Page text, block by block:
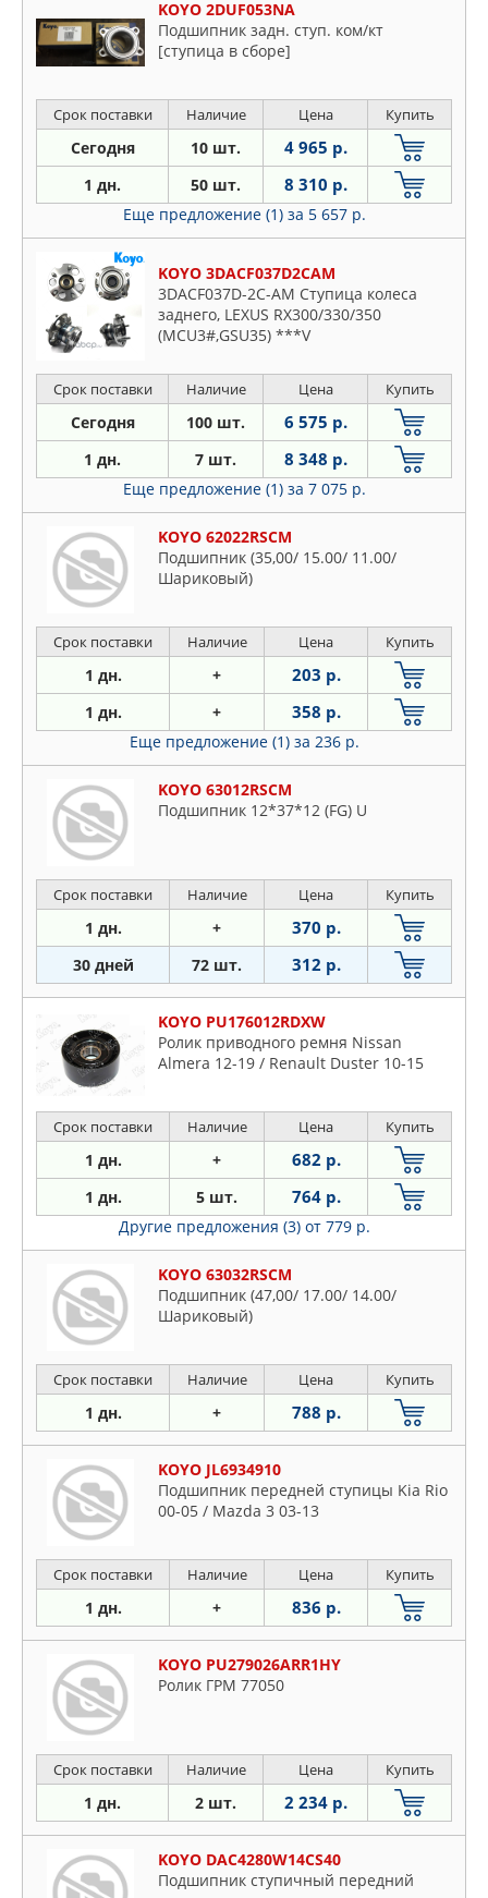
KOYO 2DUF053NA
Подшипник задн. ступ. ком/кт
[ступица в сборе]
Срок поставки Наличие Цена Купить
Сегодня 10 шт. 4 965 р.
1 дн. 50 шт. 8 310 р.
Еще предложение (1) за 5 657 р.
KOYO 3DACF037D2CAM
3DACF037D-2C-AM Ступица колеса
заднего, LEXUS RX300/330/350
(MCU3#,GSU35) ***V
Срок поставки Наличие Цена Купить
Сегодня 100 шт. 6 575 р.
1 дн. 7 шт. 8 348 р.
Еще предложение (1) за 7 075 р.
KOYO 62022RSCM
Подшипник (35,00/ 15.00/ 11.00/
Шариковый)
Срок поставки Наличие Цена Купить
1 дн. + 203 р.
1 дн. + 358 р.
Еще предложение (1) за 236 р.
KOYO 63012RSCM
Подшипник 12*37*12 (FG) U
Срок поставки Наличие Цена Купить
1 дн. + 370 р.
30 дней 72 шт. 312 р.
KOYO PU176012RDXW
Ролик приводного ремня Nissan
Almera 12-19 / Renault Duster 10-15
Срок поставки Наличие Цена Купить
1 дн. + 682 р.
1 дн. 5 шт. 764 р.
Другие предложения (3) от 779 р.
KOYO 63032RSCM
Подшипник (47,00/ 17.00/ 14.00/
Шариковый)
Срок поставки Наличие Цена Купить
1 дн. + 788 р.
KOYO JL6934910
Подшипник передней ступицы Kia Rio
00-05 / Mazda 3 03-13
Срок поставки Наличие Цена Купить
1 дн. + 836 р.
KOYO PU279026ARR1HY
Ролик ГРМ 77050
Срок поставки Наличие Цена Купить
1 дн. 2 шт. 2 234 р.
KOYO DAC4280W14CS40
Подшипник ступичный передний